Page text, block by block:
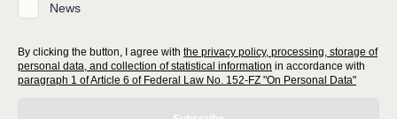
News
By clicking the button, I agree with the privacy policy, processing, storage of
personal data, and collection of statistical information in accordance with
paragraph 1 of Article 6 of Federal Law No. 152-FZ "On Personal Data"